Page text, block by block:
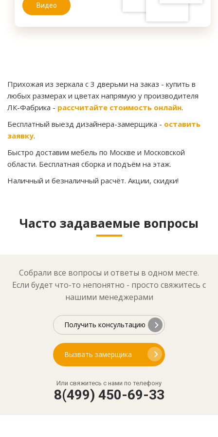
Видео
Прихожая из зеркала с 3 дверьми на заказ - купить в
любых размерах и цветах напрямую у производителя
ЛК-Фабрика - рассчитайте стоимость онлайн.
Бесплатный выезд дизайнера-замерщика - оставить
заявку.
Быстро доставим мебель по Москве и Московской
области. Бесплатная сборка и подъём на этаж.
Наличный и безналичный расчёт. Акции, скидки!
Часто задаваемые вопросы
Собрали все вопросы и ответы в одном месте.
Если будет что-то непонятно - просто свяжитесь с
нашими менеджерами
Получить консультацию
Вызвать замерщика
Или свяжитесь с нами по телефону
8(499) 450-69-33